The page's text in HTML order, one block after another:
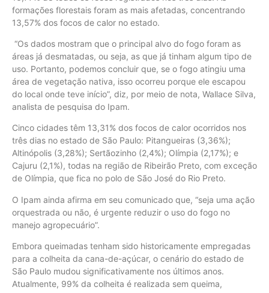
formações florestais foram as mais afetadas, concentrando
13,57% dos focos de calor no estado.
“Os dados mostram que o principal alvo do fogo foram as
áreas já desmatadas, ou seja, as que já tinham algum tipo de
uso. Portanto, podemos concluir que, se o fogo atingiu uma
área de vegetação nativa, isso ocorreu porque ele escapou
do local onde teve início”, diz, por meio de nota, Wallace Silva,
analista de pesquisa do Ipam.
Cinco cidades têm 13,31% dos focos de calor ocorridos nos
três dias no estado de São Paulo: Pitangueiras (3,36%);
Altinópolis (3,28%); Sertãozinho (2,4%); Olímpia (2,17%); e
Cajuru (2,1%), todas na região de Ribeirão Preto, com exceção
de Olímpia, que fica no polo de São José do Rio Preto.
O Ipam ainda afirma em seu comunicado que, “seja uma ação
orquestrada ou não, é urgente reduzir o uso do fogo no
manejo agropecuário”.
Embora queimadas tenham sido historicamente empregadas
para a colheita da cana-de-açúcar, o cenário do estado de
São Paulo mudou significativamente nos últimos anos.
Atualmente, 99% da colheita é realizada sem queima,